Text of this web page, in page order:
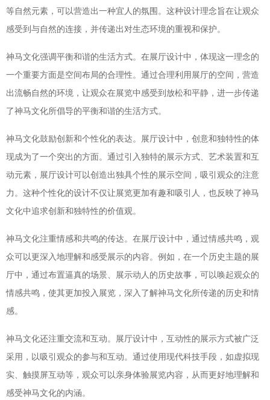
等自然元素，可以营造出一种宜人的氛围。这种设计理念旨在让观众
感受到与自然的连接，并传递出对生态环境的重视和保护。
神马文化强调平衡和谐的生活方式。在展厅设计中，体现这一理念的
一个重要方面是空间布局的合理性。通过合理利用展厅的空间，营造
出流畅自然的环境，让观众在展览中感受到放松和平静，进一步传递
了神马文化所倡导的平衡和谐的生活方式。
神马文化鼓励创新和个性化的表达。展厅设计中，创意和独特性的体
现成为了一个突出的方面。通过引入独特的展示方式、艺术装置和互
动元素，展厅设计可以创造出独具个性的展示空间，吸引观众的注意
力。这种个性化的设计不仅让展览更加有趣和吸引人，也反映了神马
文化中追求创新和独特性的价值观。
神马文化注重情感和共鸣的传达。在展厅设计中，通过情感共鸣，观
众可以更深入地理解和感受展示的内容。例如，在一个历史主题的展
厅中，通过布置逼真的场景、展示动人的历史故事，可以唤起观众的
情感共鸣，使其更加投入展览，深入了解神马文化所传递的历史和情
感。
神马文化还注重交流和互动。展厅设计中，互动性的展示方式被广泛
采用，以吸引观众的参与和互动。通过使用现代科技手段，如虚拟现
实、触摸屏互动等，观众可以亲身体验展览内容，从而更好地理解和
感受神马文化的内涵。